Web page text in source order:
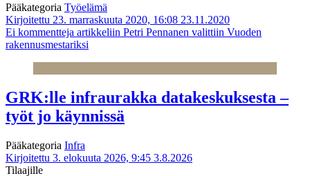
Pääkategoria Työelämä
Kirjoitettu 23. marraskuuta 2020, 16:08 23.11.2020
Ei kommentteja artikkeliin Petri Pennanen valittiin Vuoden
rakennusmestariksi
GRK:lle infraurakka datakeskuksesta –
työt jo käynnissä
Pääkategoria Infra
Kirjoitettu 3. elokuuta 2026, 9:45 3.8.2026
Tilaajille